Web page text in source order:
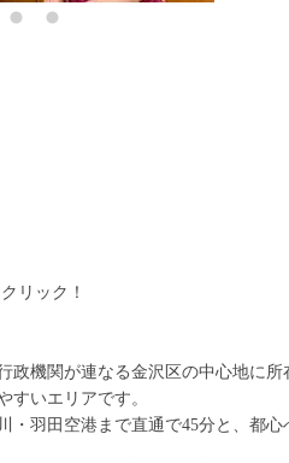
リック！
政機関が連なる金沢区の中心地に
すいエリアです。
・羽田空港まで直通で45分と、都